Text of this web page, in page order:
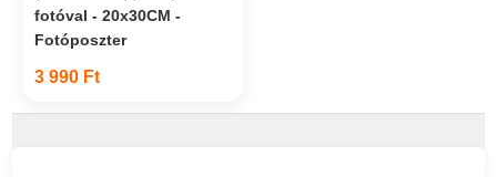
fotóval - 20x30CM -
Fotóposzter
3 990 Ft